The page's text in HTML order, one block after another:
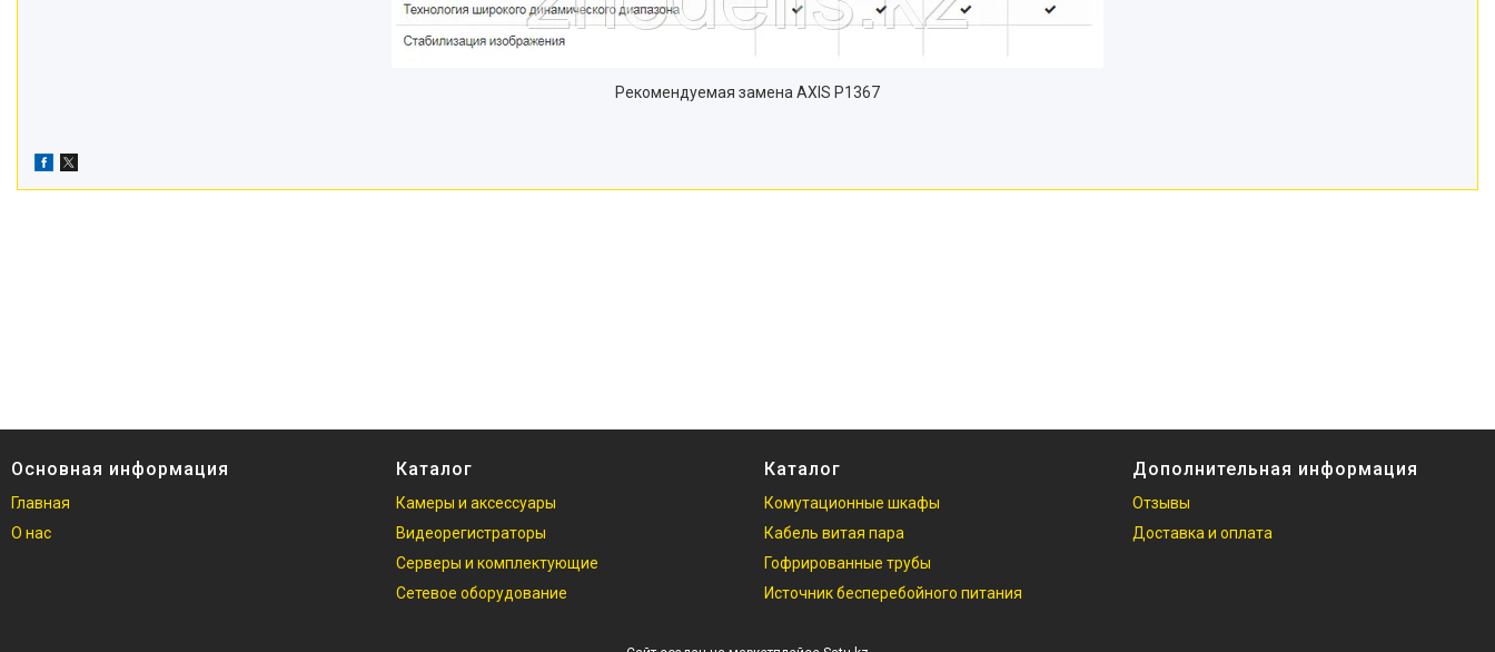
Рекомендуемая замена AXIS P1367
Основная информация
Главная
О нас
Каталог
Камеры и аксессуары
Видеорегистраторы
Серверы и комплектующие
Сетевое оборудование
Каталог
Комутационные шкафы
Кабель витая пара
Гофрированные трубы
Источник бесперебойного питания
Дополнительная информация
Отзывы
Доставка и оплата